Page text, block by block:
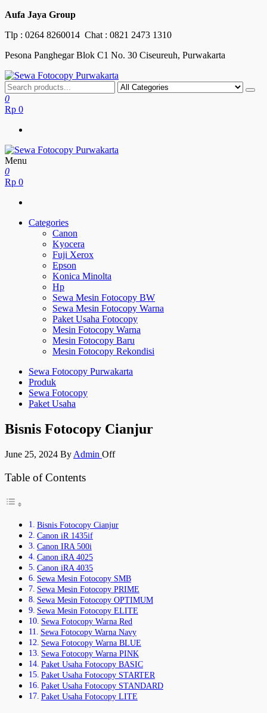
Skip
the
Aufa Jaya Group
Tlp : 0264 8260014 Chat : 0821 2473 1310
Pesona Panghegar Blok C1 No. 30 Ciseureuh, Purwakarta
Sewa Fotocopy Purwakarta
Free Maintenance
0
Rp 0
Sewa Fotocopy Purwakarta
Free Maintenance
Menu
0
Rp 0
Categories
Canon
Kyocera
Fuji Xerox
Epson
Konica Minolta
Hp
Sewa Mesin Fotocopy BW
Sewa Mesin Fotocopy Warna
Paket Usaha Fotocopy
Mesin Fotocopy Warna
Mesin Fotocopy Baru
Mesin Fotocopy Rekondisi
Sewa Fotocopy Purwakarta
Produk
Sewa Fotocopy
Paket Usaha
Bisnis Fotocopy Cianjur
June 25, 2024 By Admin Off
Table of Contents
Bisnis Fotocopy Cianjur
Canon iR 1435if
Canon IRA 500i
Canon iRA 4025
Canon iRA 4035
Sewa Mesin Fotocopy SMB
Sewa Mesin Fotocopy PRIME
Sewa Mesin Fotocopy OPTIMUM
Sewa Mesin Fotocopy ELITE
Sewa Fotocopy Warna Red
Sewa Fotocopy Warna Navy
Sewa Fotocopy Warna BLUE
Sewa Fotocopy Warna PINK
Paket Usaha Fotocopy BASIC
Paket Usaha Fotocopy STARTER
Paket Usaha Fotocopy STANDARD
Paket Usaha Fotocopy LITE